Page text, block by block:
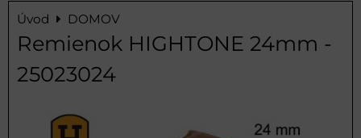
Úvod DOMOV
Remienok HIGHTONE 24mm -
25023024